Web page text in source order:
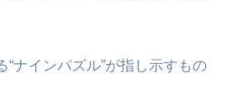
“ナインパズル”が指し示すもの